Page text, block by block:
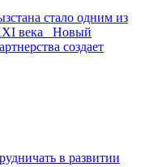
стало одним из
века Новый
создает
в развитии